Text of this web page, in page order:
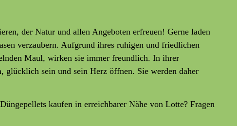
der Natur und allen Angeboten erfreuen! Gerne laden
verzaubern. Aufgrund ihres ruhigen und friedlichen
Maul, wirken sie immer freundlich. In ihrer
glücklich sein und sein Herz öffnen. Sie werden daher
kaufen in erreichbarer Nähe von Lotte? Fragen